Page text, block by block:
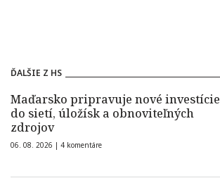
ĎALŠIE Z HS
Maďarsko pripravuje nové investície
do sietí, úložísk a obnoviteľných
zdrojov
06. 08. 2026 | 4 komentáre